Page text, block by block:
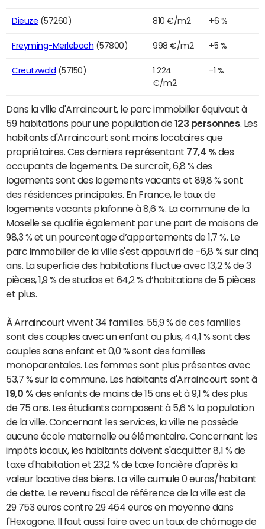
Dieuze (57260) 810 €/m2 +6 %
Freyming-Merlebach (57800) 998 €/m2 +5 %
Creutzwald (57150)
1 224
€/m2
-1 %
Dans la ville d'Arraincourt, le parc immobilier équivaut à
59 habitations pour une population de123 personnes. Les
habitants d'Arraincourt sont moins locataires que
propriétaires. Ces derniers représentant 77,4 % des
occupants de logements. De surcroît, 6,8 % des
logements sont des logements vacants et 89,8 % sont
des résidences principales. En France, le taux de
logements vacants plafonne à 8,6 %. La commune de la
Moselle se qualifie également par une part de maisons de
98,3 % et un pourcentage d’appartements de 1,7 %. Le
parc immobilier de la ville s'est appauvri de -6,8 % sur cinq
ans. La superficie des habitations fluctue avec 13,2 % de 3
pièces, 1,9 % de studios et 64,2 % d’habitations de 5 pièces
et plus.
À Arraincourt vivent 34 familles. 55,9 % de ces familles
sont des couples avec un enfant ou plus, 44,1 % sont des
couples sans enfant et 0,0 % sont des familles
monoparentales. Les femmes sont plus présentes avec
53,7 % sur la commune. Les habitants d'Arraincourt sont à
19,0 % des enfants de moins de 15 ans et à 9,1 % des plus
de 75 ans. Les étudiants composent à 5,6 % la population
de la ville. Concernant les services, la ville ne possède
aucune école maternelle ou élémentaire. Concernant les
impôts locaux, les habitants doivent s'acquitter 8,1 % de
taxe d'habitation et 23,2 % de taxe foncière d'après la
valeur locative des biens. La ville cumule 0 euros/habitant
de dette. Le revenu fiscal de référence de la ville est de
29 753 euros contre 29 464 euros en moyenne dans
l'Hexagone. Il faut aussi faire avec un taux de chômage de